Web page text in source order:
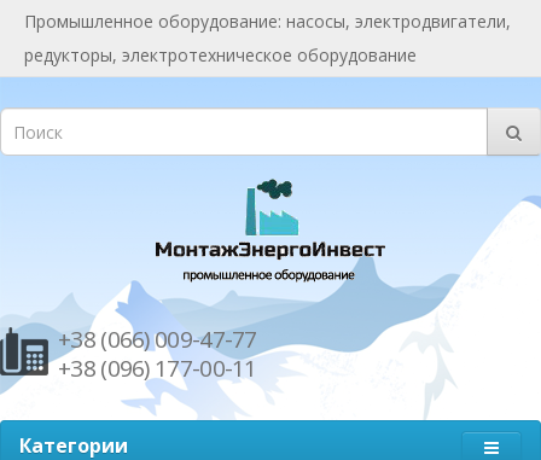
Промышленное оборудование: насосы, электродвигатели,
редукторы, электротехническое оборудование
+38 (066) 009-47-77
+38 (096) 177-00-11
Категории